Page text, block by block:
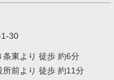
30
東より 徒歩 約6分
前より 徒歩 約11分